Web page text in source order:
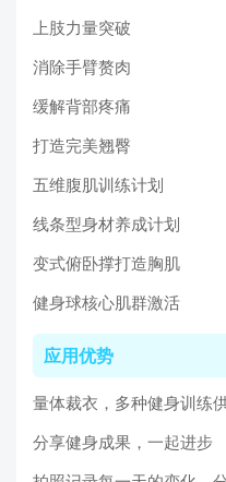
上肢力量突破
消除手臂赘肉
缓解背部疼痛
打造完美翘臀
五维腹肌训练计划
线条型身材养成计划
变式俯卧撑打造胸肌
健身球核心肌群激活
应用优势
量体裁衣，多种健身训练
分享健身成果，一起进步